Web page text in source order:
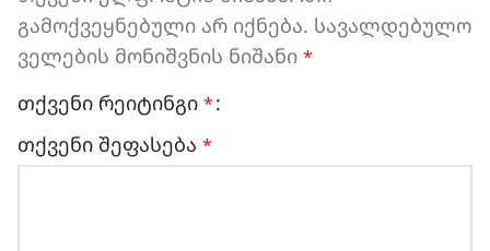
გამოქვეყნებული არ იქნება. სავალდებულო
ველების მონიშვნის ნიშანი *
თქვენი რეიტინგი *
თქვენი შეფასება *